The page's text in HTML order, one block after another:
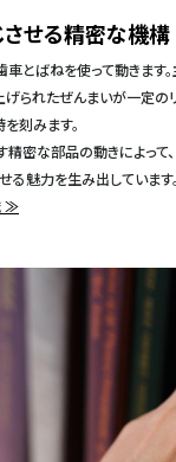
せる精密な機構
とばねを使って動きます
げられたぜんまいが一定の
刻みます。
密な部品の動きによって
る魅力を生み出しています。
≫